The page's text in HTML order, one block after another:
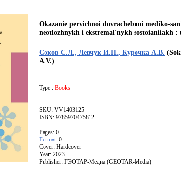
Okazanie pervichnoi dovrachebnoi mediko-
neotlozhnykh i ekstremal'nykh sostoianiiakh :
Соков С.Л., Левчук И.П., Курочка А.В.
A.V.)
Type : Books
SKU: VV1403125
ISBN: 9785970475812
Pages: 0
Format: 0
Cover: Hardcover
Year: 2023
Publisher: ГЭОТАР-Медиа (GEOTAR-Media)